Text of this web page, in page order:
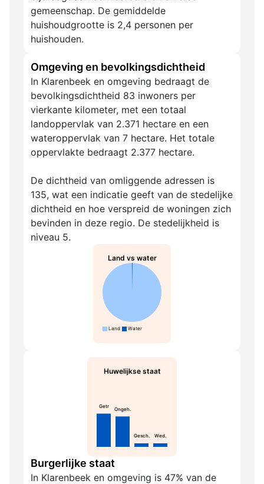
gemeenschap. De gemiddelde
huishoudgrootte is 2,4 personen per
huishouden.
Omgeving en bevolkingsdichtheid
In Klarenbeek en omgeving bedraagt de
bevolkingsdichtheid 83 inwoners per
vierkante kilometer, met een totaal
landoppervlak van 2.371 hectare en een
wateroppervlak van 7 hectare. Het totale
oppervlakte bedraagt 2.377 hectare.
De dichtheid van omliggende adressen is
135, wat een indicatie geeft van de stedelijke
dichtheid en hoe verspreid de woningen zich
bevinden in deze regio. De stedelijkheid is
niveau 5.
Land vs water
Land Water
Huwelijkse staat
Getr Ongeh.
Gesch. Wed.
Burgerlijke staat
In Klarenbeek en omgeving is 47% van de